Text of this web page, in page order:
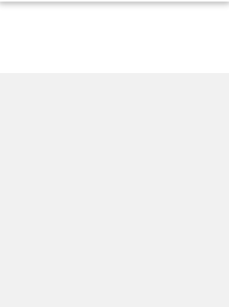
อนาคตให้มีศักยภาพมากยิ่งขึ้น